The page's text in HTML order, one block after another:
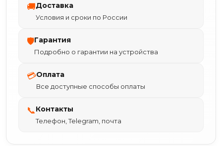
🚚Доставка
Условия и сроки по России
🛡Гарантия
Подробно о гарантии на устройства
💳Оплата
Все доступные способы оплаты
📞Контакты
Телефон, Telegram, почта